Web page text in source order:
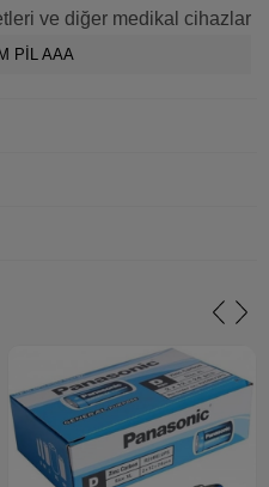
ve diğer medikal cihazlar
PİL AAA